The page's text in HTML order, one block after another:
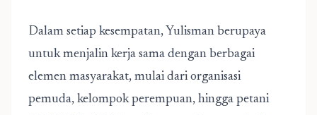
Dalam setiap kesempatan, Yulisman berupaya
untuk menjalin kerja sama dengan berbagai
elemen masyarakat, mulai dari organisasi
pemuda, kelompok perempuan, hingga petani